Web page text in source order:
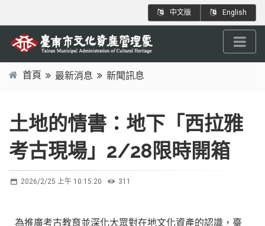
到
主
內
中文版 English
首頁 最新消息
新聞訊息
土地的情書：地下「西拉雅
考古現場」2/28限時開箱
2026/2/25 上午 10:15:20 311
為推廣考古教育並深化大眾對在地文化資產的認識，臺